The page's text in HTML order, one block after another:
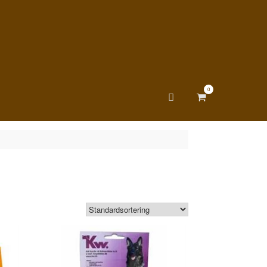
View
cart
0